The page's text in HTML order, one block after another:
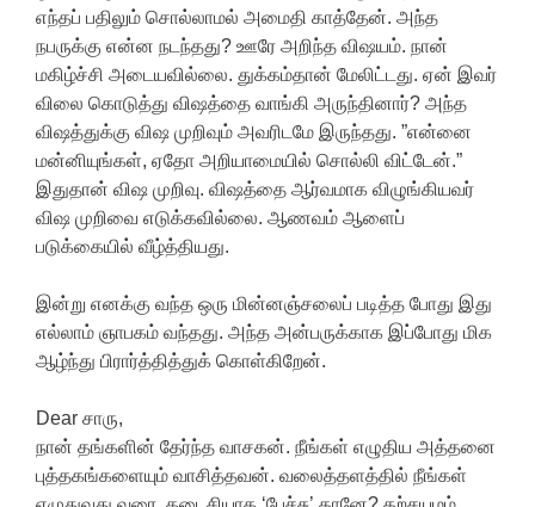
எந்தப் பதிலும் சொல்லாமல் அமைதி காத்தேன். அந்த
நபருக்கு என்ன நடந்தது? ஊரே அறிந்த விஷயம். நான்
மகிழ்ச்சி அடையவில்லை. துக்கம்தான் மேலிட்டது. ஏன் இவர்
விலை கொடுத்து விஷத்தை வாங்கி அருந்தினார்? அந்த
விஷத்துக்கு விஷ முறிவும் அவரிடமே இருந்தது. ”என்னை
மன்னியுங்கள், ஏதோ அறியாமையில் சொல்லி விட்டேன்.”
இதுதான் விஷ முறிவு. விஷத்தை ஆர்வமாக விழுங்கியவர்
விஷ முறிவை எடுக்கவில்லை. ஆணவம் ஆளைப்
படுக்கையில் வீழ்த்தியது.
இன்று எனக்கு வந்த ஒரு மின்னஞ்சலைப் படித்த போது இது
எல்லாம் ஞாபகம் வந்தது. அந்த அன்பருக்காக இப்போது மிக
ஆழ்ந்து பிரார்த்தித்துக் கொள்கிறேன்.
Dear சாரு,
நான் தங்களின் தேர்ந்த வாசகன். நீங்கள் எழுதிய அத்தனை
புத்தகங்களையும் வாசித்தவன். வலைத்தளத்தில் நீங்கள்